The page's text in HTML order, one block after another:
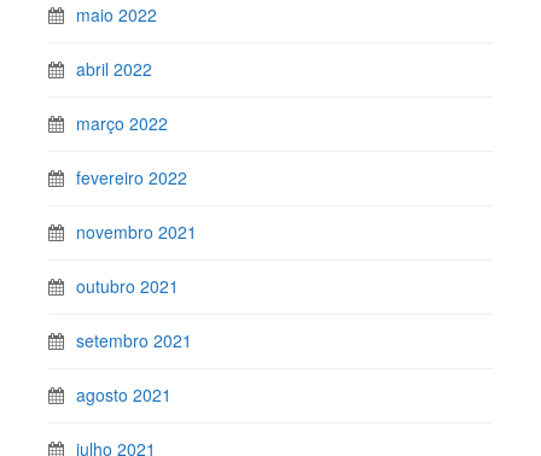
maio 2022
abril 2022
março 2022
fevereiro 2022
novembro 2021
outubro 2021
setembro 2021
agosto 2021
julho 2021